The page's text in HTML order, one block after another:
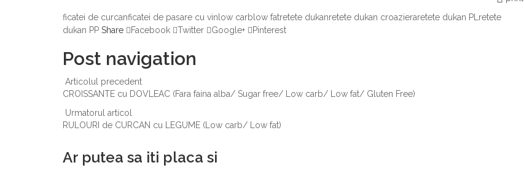
ficatei de curcanficatei de pasare cu vin low carb low fatretete dukanretete dukan croazieraretete dukan PL retete
dukan PP Share Facebook Twitter Google+ Pinterest
Post navigation
Articolul precedent
CROISSANTE cu DOVLEAC (Fara faina alba/ Sugar free/ Low carb/ Low fat/ Gluten Free)
Urmatorul articol
RULOURI de CURCAN cu LEGUME (Low carb/ Low fat)
Ar putea sa iti placa si